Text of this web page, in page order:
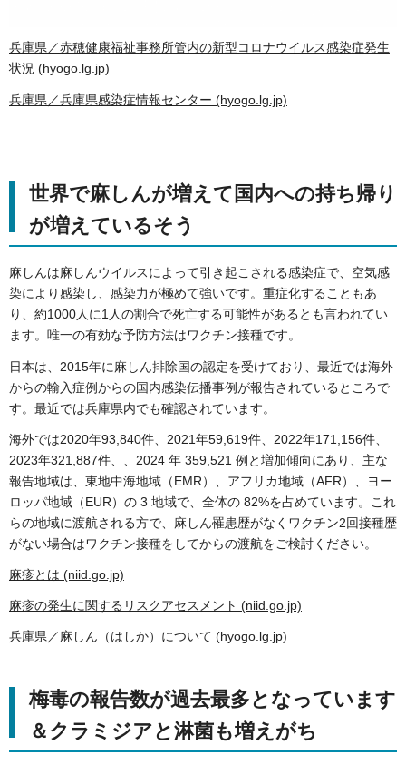
兵庫県／赤穂健康福祉事務所管内の新型コロナウイルス感染症発生
状況 (hyogo.lg.jp)
兵庫県／兵庫県感染症情報センター (hyogo.lg.jp)
世界で麻しんが増えて国内への持ち帰り
が増えているそう
麻しんは麻しんウイルスによって引き起こされる感染症で、空気感
染により感染し、感染力が極めて強いです。重症化することもあ
り、約1000人に1人の割合で死亡する可能性があるとも言われてい
ます。唯一の有効な予防方法はワクチン接種です。
日本は、2015年に麻しん排除国の認定を受けており、最近では海外
からの輸入症例からの国内感染伝播事例が報告されているところで
す。最近では兵庫県内でも確認されています。
海外では2020年93,840件、2021年59,619件、2022年171,156件、
2023年321,887件、、2024 年 359,521 例と増加傾向にあり、主な
報告地域は、東地中海地域（EMR）、アフリカ地域（AFR）、ヨー
ロッパ地域（EUR）の 3 地域で、全体の 82%を占めています。これ
らの地域に渡航される方で、麻しん罹患歴がなくワクチン2回接種歴
がない場合はワクチン接種をしてからの渡航をご検討ください。
麻疹とは (niid.go.jp)
麻疹の発生に関するリスクアセスメント (niid.go.jp)
兵庫県／麻しん（はしか）について (hyogo.lg.jp)
梅毒の報告数が過去最多となっています
＆クラミジアと淋菌も増えがち